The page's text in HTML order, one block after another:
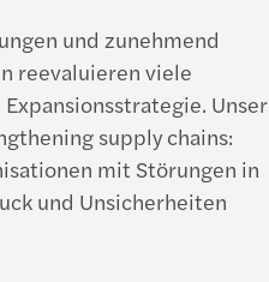
und zunehmend
reevaluieren viele
Unser
supply chains:
mit Störungen in
und Unsicherheiten